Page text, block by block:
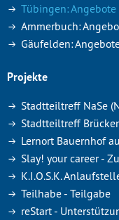
Tübingen:
Ammerbuch:
Gäufelden:
Projekte
Stadtteiltreff NaSe
Stadtteiltreff
Lernort Bauernhof
Slay! your career -
K.I.O.S.K.
Teilhabe - Teilgabe
reStart -